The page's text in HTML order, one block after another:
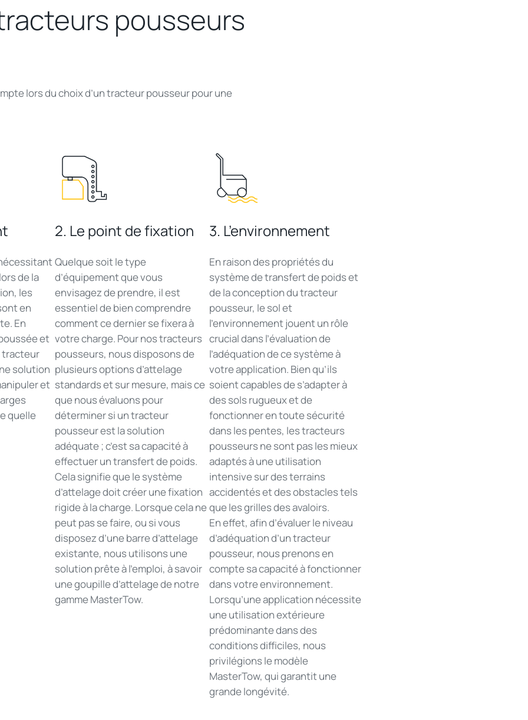
pousseurs
lors du choix d’un tracteur pousseur pour une
de la
les
en
En
et
tracteur
solution
et
quelle
2. Le point de fixation
Quelque soit le type
d’équipement que vous
envisagez de prendre, il est
essentiel de bien comprendre
comment ce dernier se fixera à
votre charge. Pour nos tracteurs
pousseurs, nous disposons de
plusieurs options d’attelage
standards et sur mesure, mais ce
que nous évaluons pour
déterminer si un tracteur
pousseur est la solution
adéquate ; c’est sa capacité à
effectuer un transfert de poids.
Cela signifie que le système
d’attelage doit créer une fixation
rigide à la charge. Lorsque cela ne
peut pas se faire, ou si vous
disposez d’une barre d’attelage
existante, nous utilisons une
solution prête à l’emploi, à savoir
une goupille d’attelage de notre
gamme MasterTow.
3. L’environnement
En raison des propriétés du
système de transfert de poids et
de la conception du tracteur
pousseur, le sol et
l’environnement jouent un rôle
crucial dans l’évaluation de
l’adéquation de ce système à
votre application. Bien qu’ils
soient capables de s’adapter à
des sols rugueux et de
fonctionner en toute sécurité
dans les pentes, les tracteurs
pousseurs ne sont pas les mieux
adaptés à une utilisation
intensive sur des terrains
accidentés et des obstacles tels
que les grilles des avaloirs.
En effet, afin d’évaluer le niveau
d’adéquation d’un tracteur
pousseur, nous prenons en
compte sa capacité à fonctionner
dans votre environnement.
Lorsqu’une application nécessite
une utilisation extérieure
prédominante dans des
conditions difficiles, nous
privilégions le modèle
MasterTow, qui garantit une
grande longévité.